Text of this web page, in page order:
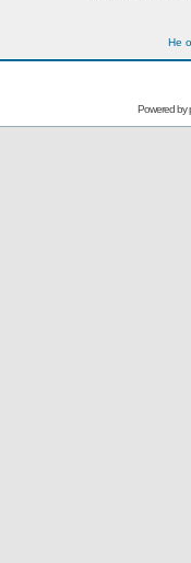
He
Powered by